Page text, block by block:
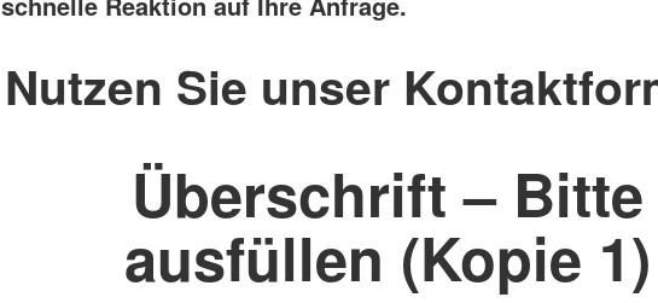
Nutzen Sie unser
Überschrift – Bitte
ausfüllen (Kopie 1)